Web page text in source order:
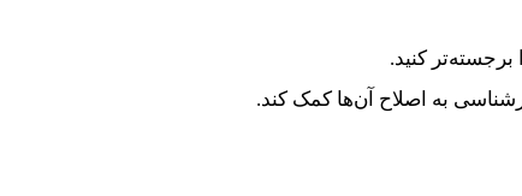
کنید.
به اصلاح آن‌ها کمک کند.